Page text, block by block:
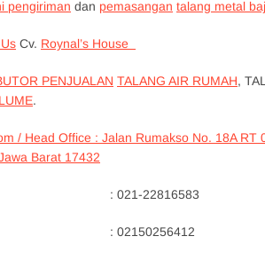
pengiriman dan pemasangan talang metal
Cv. Roynal’s House
PENJUALAN TALANG AIR RUMAH,
.
/ Head Office : Jalan Rumakso No. 18A
Barat 17432
: 021-22816583